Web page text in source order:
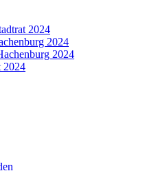
2024
2024
2024
2024